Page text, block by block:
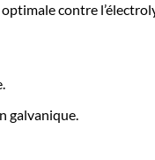
contre
galvanique.